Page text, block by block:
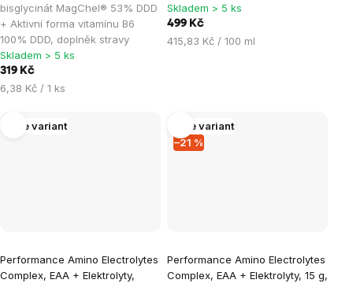
bisglycinát MagChel® 53% DDD
+ Aktivní forma vitamínu B6
100% DDD, doplněk stravy
1,0
z
5
hvězdiček.
Skladem > 5 ks
319 Kč
Měrná
6,38 Kč / 1 ks
5,0
z
5
Skladem > 5 ks
499 Kč
Měrná
415,83 Kč / 100 ml
Více variant
Performance Amino Electrolytes
Complex, EAA + Elektrolyty,
–21 %
Více variant
Performance Amino Electrolytes
Complex, EAA + Elektrolyty, 15 g,